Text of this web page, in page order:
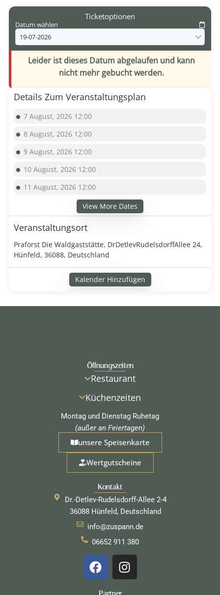
Ticketoptionen
Datum wählen
Leider ist dieses Datum abgelaufen und kann
nicht mehr gebucht werden.
Details Zum Veranstaltungsplan
7 August, 2026 12:00
8 August, 2026 12:00
9 August, 2026 12:00
10 August, 2026 12:00
11 August, 2026 12:00
View More Dates
Veranstaltungsort
Praforst Die Waldgaststätte, DrDetlevRudelsdorffAllee 24,
Hünfeld, 36088, Deutschland
Kalender Hinzufügen
Öffnungszeiten
Restaurant
Küchenzeiten
Montag und Dienstag Ruhetag
(außer an Feiertagen)
unsere Speisenkarte
Wertgutscheine
Kontakt
Dr.-Detlev-Rudelsdorff-Allee 2-4
36088 Hünfeld, Deutschland
info@zuspann.de
06652 911 380
F
a
c
I
n
s